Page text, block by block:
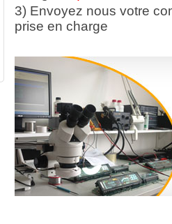
3) Envoyez nous votre
prise en charge